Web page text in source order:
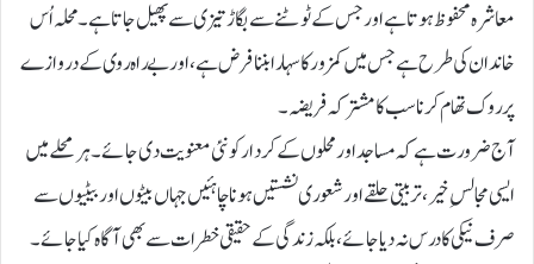
معاشرہ محفوظ ہوتا ہے اور جس کے ٹوٹنے سے بگاڑ تیزی سے پھیل جاتا ہے۔ محلہ اُس
خاندان کی طرح ہے جس میں کمزور کا سہارا بننا فرض ہے، اور بے راہ روی کے دروازے
پر روک تھام کرنا سب کا مشترکہ فریضہ۔
آج ضرورت ہے کہ مساجد اور محلوں کے کردار کو نئی معنویت دی جائے۔ ہر محلے میں
ایسی مجالسِ خیر، تربیتی حلقے اور شعوری نشستیں ہونا چاہئیں جہاں بیٹوں اور بیٹیوں سے
صرف نیکی کا درس نہ دیا جائے، بلکہ زندگی کے حقیقی خطرات سے بھی آگاہ کیا جائے۔